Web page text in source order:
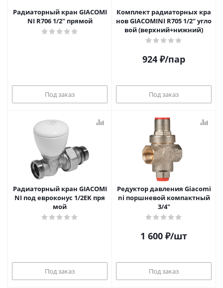
Радиаторный кран GIACOMI
NI R706 1/2" прямой
Под заказ
Комплект радиаторных кра
нов GIACOMINI R705 1/2" угло
вой (верхний+нижний)
924 ₽/пар
Под заказ
Радиаторный кран GIACOMI
NI под евроконус 1/2EK пря
мой
Под заказ
Редуктор давления Giacomi
ni поршневой компактный
3/4"
1 600 ₽/шт
Под заказ